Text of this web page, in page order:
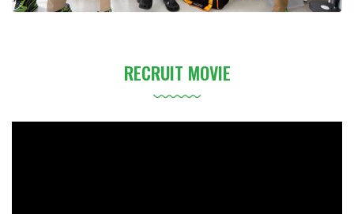
RECRUIT MOVIE